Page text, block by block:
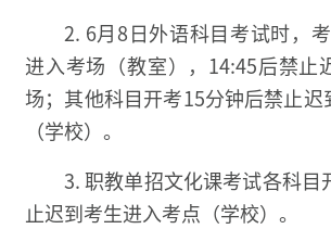
2. 6月8日外语科目考试时，
进入考场（教室），14:45后禁止
场；其他科目开考15分钟后禁止迟
（学校）。
3. 职教单招文化课考试各科目
止迟到考生进入考点（学校）。